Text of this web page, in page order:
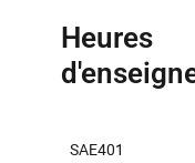
Heures
SAE401